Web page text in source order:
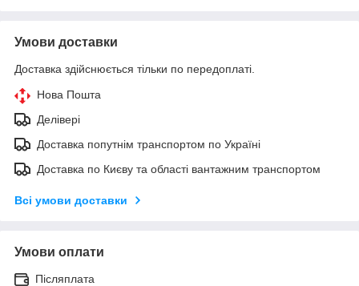
Умови доставки
Доставка здійснюється тільки по передоплаті.
Нова Пошта
Делівері
Доставка попутнім транспортом по Україні
Доставка по Києву та області вантажним транспортом
Всі умови доставки
Умови оплати
Післяплата